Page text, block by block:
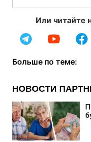
Или читайте
Больше по теме: